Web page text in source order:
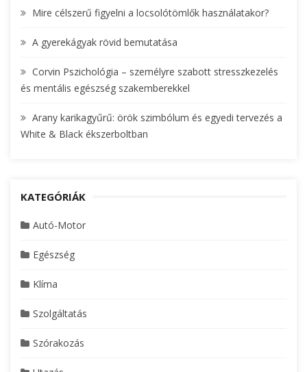
:
Mire célszerű figyelni a locsolótömlők használatakor?
A gyerekágyak rövid bemutatása
Corvin Pszichológia – személyre szabott stresszkezelés
és mentális egészség szakemberekkel
Arany karikagyűrű: örök szimbólum és egyedi tervezés a
White & Black ékszerboltban
KATEGÓRIÁK
Autó-Motor
Egészség
Klíma
Szolgáltatás
Szórakozás